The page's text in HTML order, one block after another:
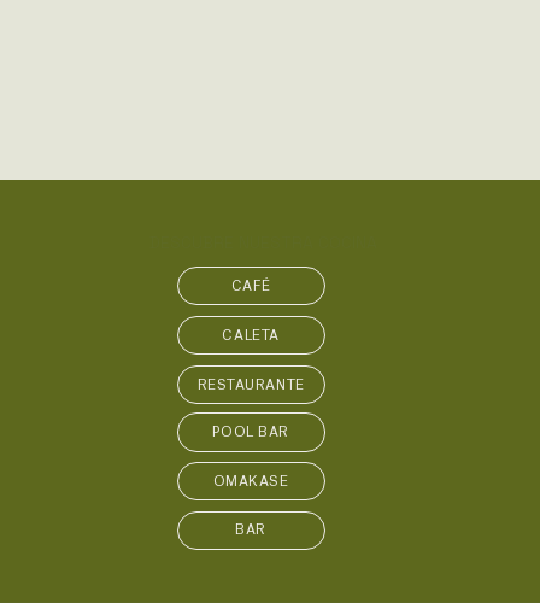
CAFÉ
CALETA
RESTAURANTE
POOL BAR
OMAKASE
BAR